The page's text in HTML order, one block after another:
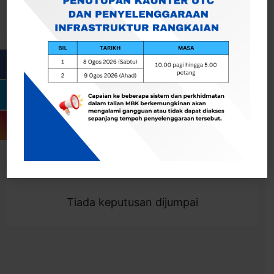
Togol Penapis
Showing 0 result
Tiada keputusan dijumpai